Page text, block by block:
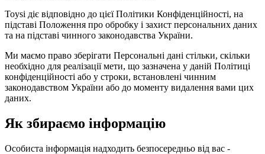
Toysi діє відповідно до цієї Політики Конфіденційності, на
підставі Положення про обробку і захист персональних даних
та на підставі чинного законодавства України.
Ми маємо право зберігати Персональні дані стільки, скільки
необхідно для реалізації мети, що зазначена у даній Політиці
конфіденційності або у строки, встановлені чинним
законодавством України або до моменту видалення вами цих
даних.
Як збираємо інформацію
Особиста інформація надходить безпосередньо від вас -